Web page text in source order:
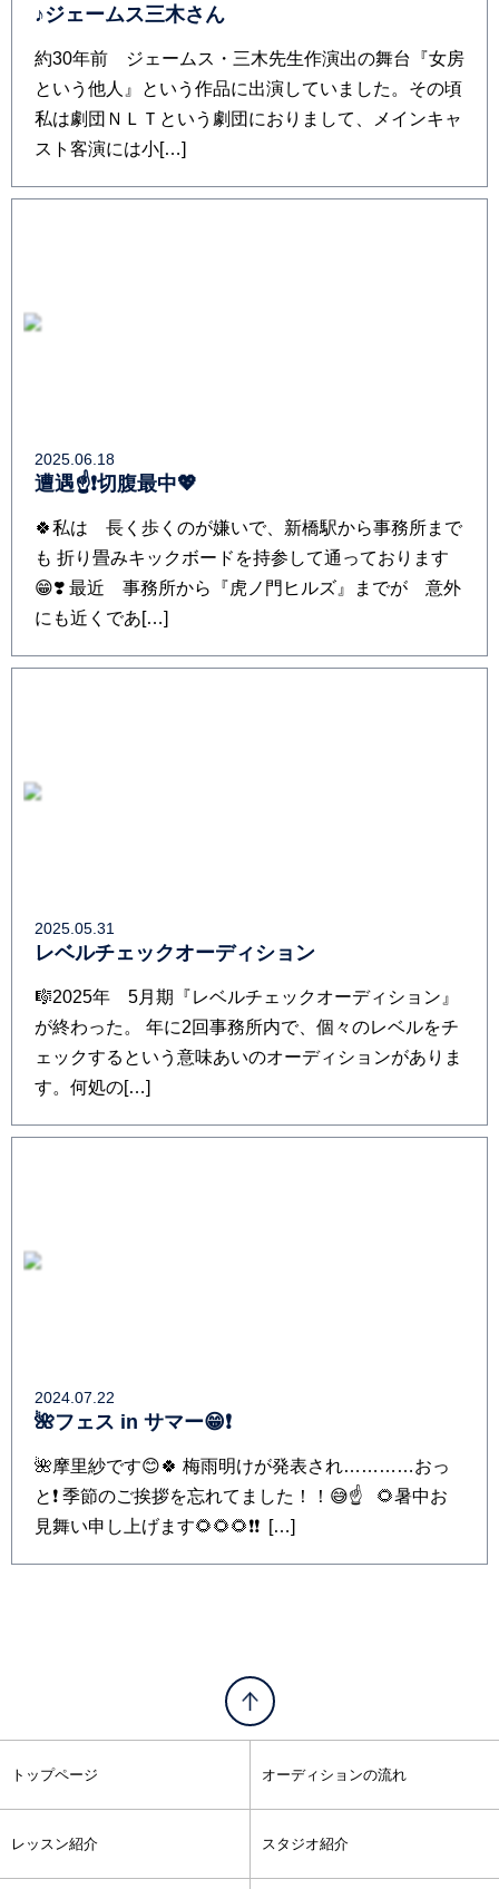
♪ジェームス三木さん
約30年前 ジェームス・三木先生作演出の舞台『女房
という他人』という作品に出演していました。その頃
私は劇団ＮＬＴという劇団におりまして、メインキャ
スト客演には小[…]
2025.06.18
遭遇☝️❗切腹最中💖
🍀私は 長く歩くのが嫌いで、新橋駅から事務所まで
も 折り畳みキックボードを持参して通っております
😁❣️ 最近 事務所から『虎ノ門ヒルズ』までが 意外
にも近くであ[…]
2025.05.31
レベルチェックオーディション
🎼2025年 5月期『レベルチェックオーディション』
が終わった。 年に2回事務所内で、個々のレベルをチ
ェックするという意味あいのオーディションがありま
す。何処の[…]
2024.07.22
🌺フェス in サマー😁❗️
🌺摩里紗です😊🍀 梅雨明けが発表され…………おっ
と❗️ 季節のご挨拶を忘れてました！！😅☝️ 🌻暑中お
見舞い申し上げます🌻🌻🌻❗️❗️ […]
トップページ オーディションの流れ
レッスン紹介 スタジオ紹介